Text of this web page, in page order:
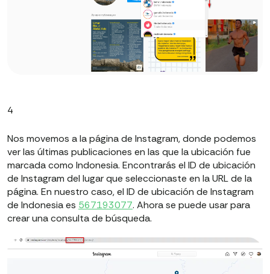
4
Nos movemos a la página de Instagram, donde podemos
ver las últimas publicaciones en las que la ubicación fue
marcada como Indonesia. Encontrarás el ID de ubicación
de Instagram del lugar que seleccionaste en la URL de la
página. En nuestro caso, el ID de ubicación de Instagram
de Indonesia es 567193077. Ahora se puede usar para
crear una consulta de búsqueda.